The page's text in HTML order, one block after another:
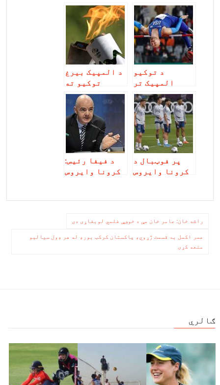
د توکیو
المپيک تر
اګسټ میاشتې
وځنډېد
د المپیک بیرغ
توکیو ته
ورسېد
پر فوټبال د
کرونا وایروس
د فیفا رئیس:
کرونا وایروس
ليکنه
چليدنه
راشد خان: عامر خان مې د خوښې فلمي لوبغاړی دی
عمر اکمل بد قسمت ژړوي، پاکستان کرکټ بورډ له هر ډول سیالېو
منعه کړی
ګالري